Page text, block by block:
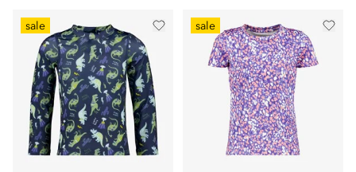
sale sale